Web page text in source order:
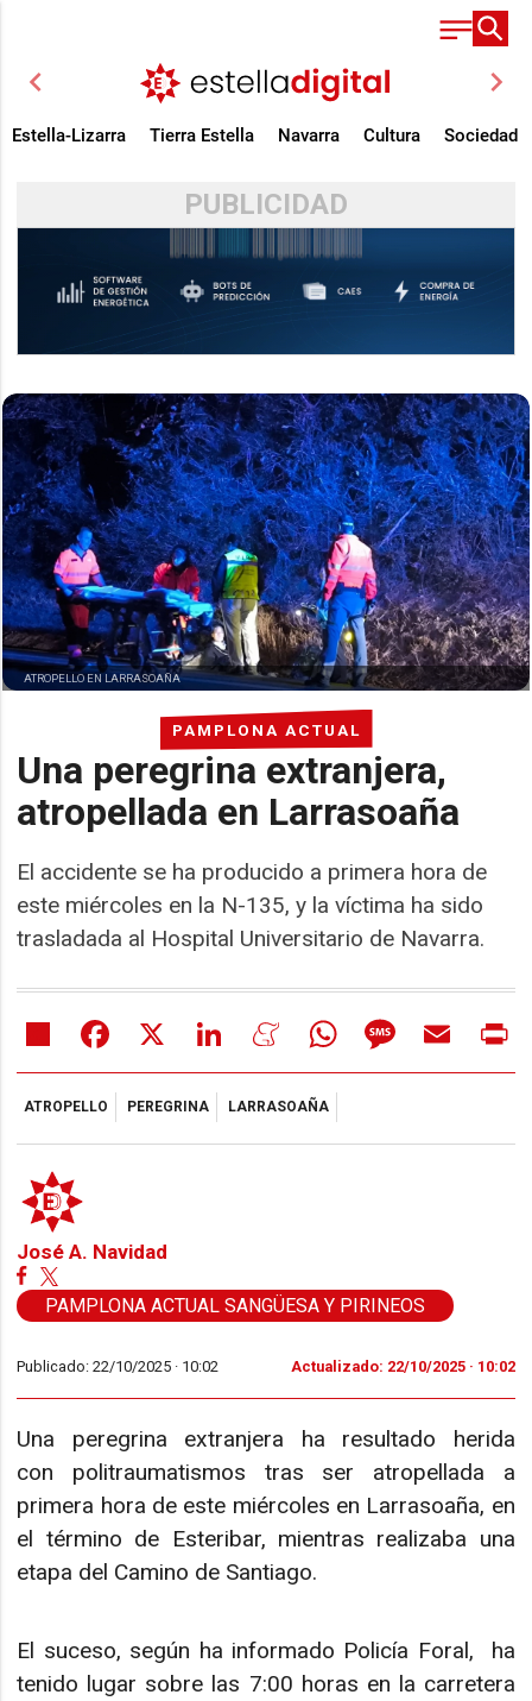
chevron_left chevron_right
Estella-Lizarra Tierra Estella Navarra Cultura Sociedad
PUBLICIDAD
PAMPLONA ACTUAL
Una peregrina extranjera,
atropellada en Larrasoaña
El accidente se ha producido a primera hora de
este miércoles en la N-135, y la víctima ha sido
trasladada al Hospital Universitario de Navarra.
ATROPELLO EN LARRASOAÑA
Share Facebook LinkedIn MeneameWhatsAppMessageEmail
ATROPELLO PEREGRINA LARRASOAÑA
José A. Navidad
PAMPLONA ACTUAL SANGÜESA Y PIRINEOS
Publicado: 22/10/2025 · 10:02 Actualizado: 22/10/2025 · 10:02
Una peregrina extranjera ha resultado herida
con politraumatismos tras ser atropellada a
primera hora de este miércoles en Larrasoaña, en
el término de Esteribar, mientras realizaba una
etapa del Camino de Santiago.
El suceso, según ha informado Policía Foral, ha
tenido lugar sobre las 7:00 horas en la carretera